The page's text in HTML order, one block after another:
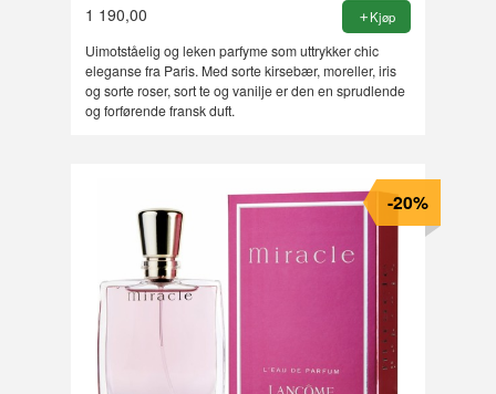
1 190,00 Kjøp
Uimotståelig og leken parfyme som uttrykker chic
eleganse fra Paris. Med sorte kirsebær, moreller, iris
og sorte roser, sort te og vanilje er den en sprudlende
og forførende fransk duft.
-20%